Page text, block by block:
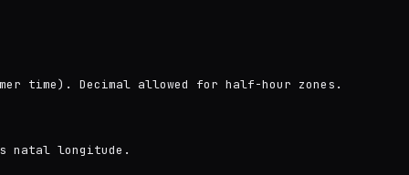
time). Decimal allowed for half-hour zones.
natal longitude.